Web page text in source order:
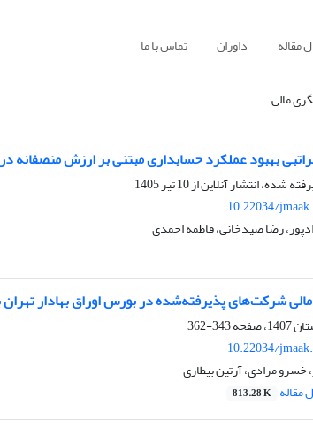
مقاله داوران تماس با ما
مالی
بهبود عملکرد حسابداری مبتنی بر ارزش
شده، انتشار آنلاین از10 تیر 1405
10.22034/
رضا صیدخانی، فاطمه احمدی
شرکت‌های پذیرفته‌شده در بورس اوراق بهادار تهران
343-362
10.22034/
مرادی، آرتین بیطاری
مقاله 813.28 K